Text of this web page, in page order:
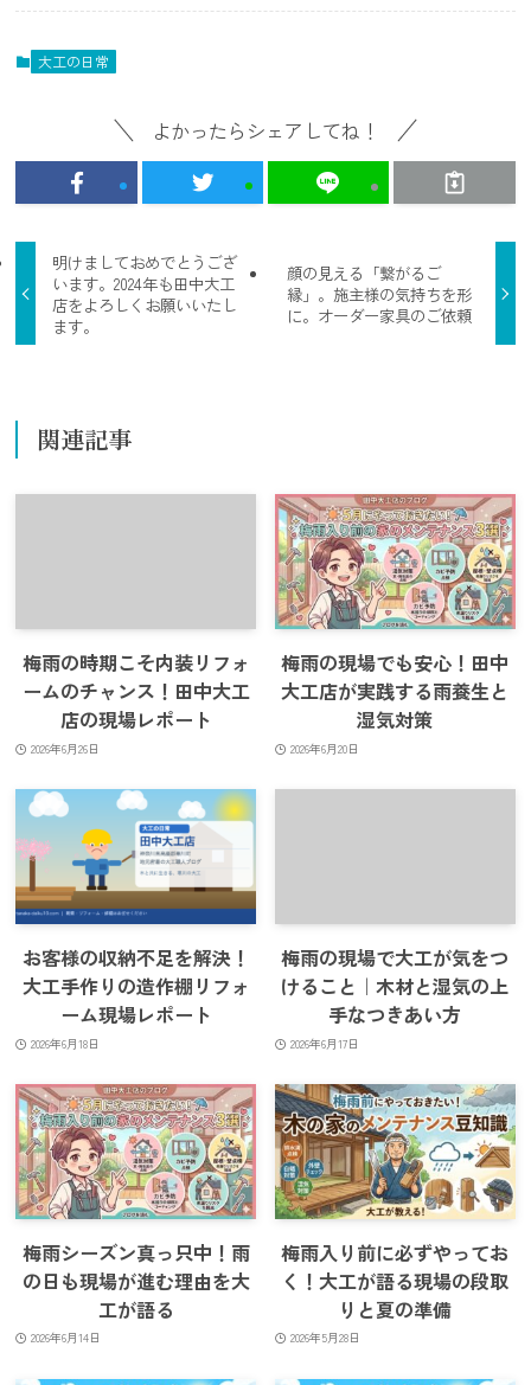
大工の日常
よかったらシェアしてね！
明けましておめでとうござ
います。2024年も田中大工
店をよろしくお願いいたし
ます。
顔の見える「繋がるご
縁」。施主様の気持ちを形
に。オーダー家具のご依頼
関連記事
梅雨の時期こそ内装リフォ
ームのチャンス！田中大工
店の現場レポート
2026年6月26日
梅雨の現場でも安心！田中
大工店が実践する雨養生と
湿気対策
2026年6月20日
お客様の収納不足を解決！
大工手作りの造作棚リフォ
ーム現場レポート
2026年6月18日
梅雨の現場で大工が気をつ
けること｜木材と湿気の上
手なつきあい方
2026年6月17日
梅雨シーズン真っ只中！雨
の日も現場が進む理由を大
工が語る
2026年6月14日
梅雨入り前に必ずやってお
く！大工が語る現場の段取
りと夏の準備
2026年5月28日